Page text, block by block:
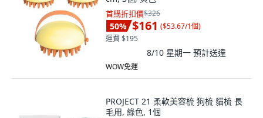
首購折扣價$326
50% $161 ($53.67/1個)
運費 $195
8/10 星期一 預計送達
WOW免運
PROJECT 21 柔軟美容梳 狗梳 貓梳 長
毛用, 綠色, 1個